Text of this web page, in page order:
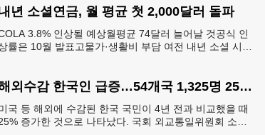
년 소셜연금, 월 평균 첫 2,000달러 돌파
3.8% 인상될 예상월평균 74달러 늘어날 것공식 인
률은 10월 발표고물가·생활비 부담 여전 내년 소셜 시큐
해외수감 한국인 급증…54개국 1,325명 25%↑
국 등 해외에 수감된 한국 국민이 4년 전과 비교했을 때
증가한 것으로 나타났다. 국회 외교통일위원회 소속